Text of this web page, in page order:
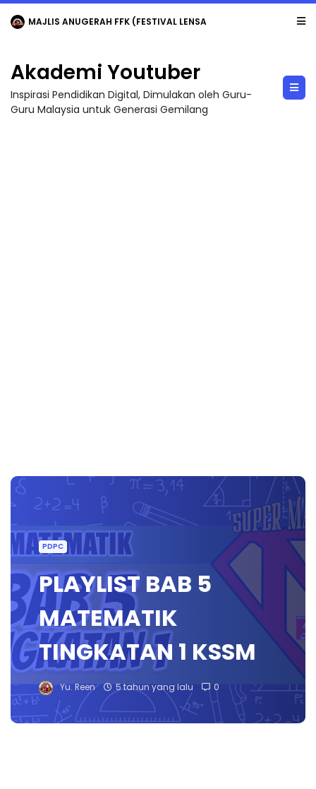
MAJLIS ANUGERAH FFK (FESTIVAL LENSA PENDIDIKAN - FLeP) 2026
Akademi Youtuber
Inspirasi Pendidikan Digital, Dimulakan oleh Guru-
Guru Malaysia untuk Generasi Gemilang
PDPC
PLAYLIST BAB 5
MATEMATIK
TINGKATAN 1 KSSM
Yu. Reen 5 tahun yang lalu 0